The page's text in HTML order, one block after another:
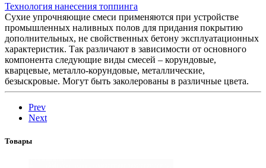
Технология нанесения топпинга
Сухие упрочняющие смеси применяются при устройстве
промышленных наливных полов для придания покрытию
дополнительных, не свойственных бетону эксплуатационных
характеристик. Так различают в зависимости от основного
компонента следующие виды смесей – корундовые,
кварцевые, металло-корундовые, металлические,
безыскровые. Могут быть заколерованы в различные цвета.
Prev
Next
Товары